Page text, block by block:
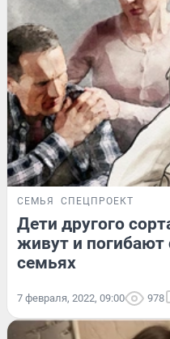
СЕМЬЯ СПЕЦПРОЕКТ
Дети другого
живут и
семьях
7 февраля, 2022, 09:00 978